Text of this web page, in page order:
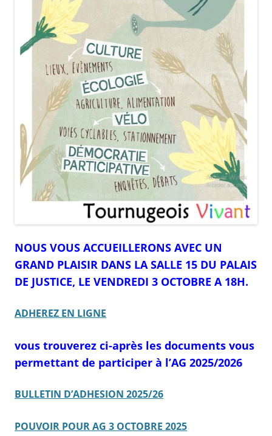
NOUS VOUS ACCUEILLERONS AVEC UN
GRAND PLAISIR DANS LA SALLE 15 DU PALAIS
DE JUSTICE, LE VENDREDI 3 OCTOBRE A 18H.
ADHEREZ EN LIGNE
vous trouverez ci-après les documents vous
permettant de participer à l’AG 2025/2026
BULLETIN D’ADHESION 2025/26
POUVOIR POUR AG 3 OCTOBRE 2025